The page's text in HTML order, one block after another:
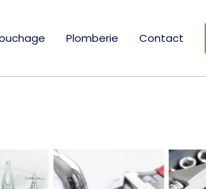
Plomberie Contact